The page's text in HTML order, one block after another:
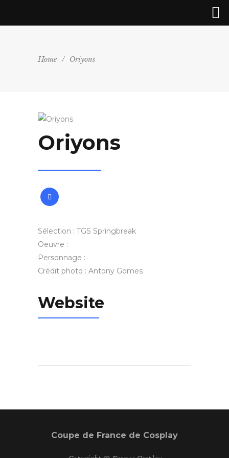
Home / Oriyons
Oriyons
Sélection : TGS Springbreak
Oeuvre :
Personnage :
Crédit photo : Antony Gomes
Website
Coupe de France de Cosplay